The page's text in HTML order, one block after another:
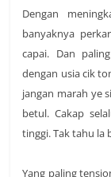
Dengan
banyaknya
capai. Dan
dengan usia cik
jangan marah ye
betul. Cakap
tinggi. Tak tahu la
Yang paling